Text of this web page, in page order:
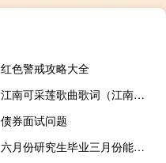
红色警戒攻略大全
江南可采莲歌曲歌词（江南可采莲歌曲）
债券面试问题
六月份研究生毕业三月份能考公务员吗